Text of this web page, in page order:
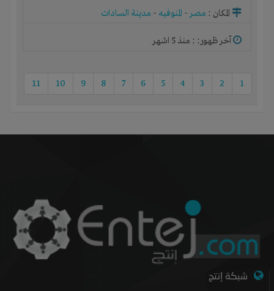
المكان : مصر- المنوفيه - مدينة السادات
آخر ظهور: : منذ 5 اشهر
1
2
3
4
5
6
7
8
9
10
11
شبكة إنتج